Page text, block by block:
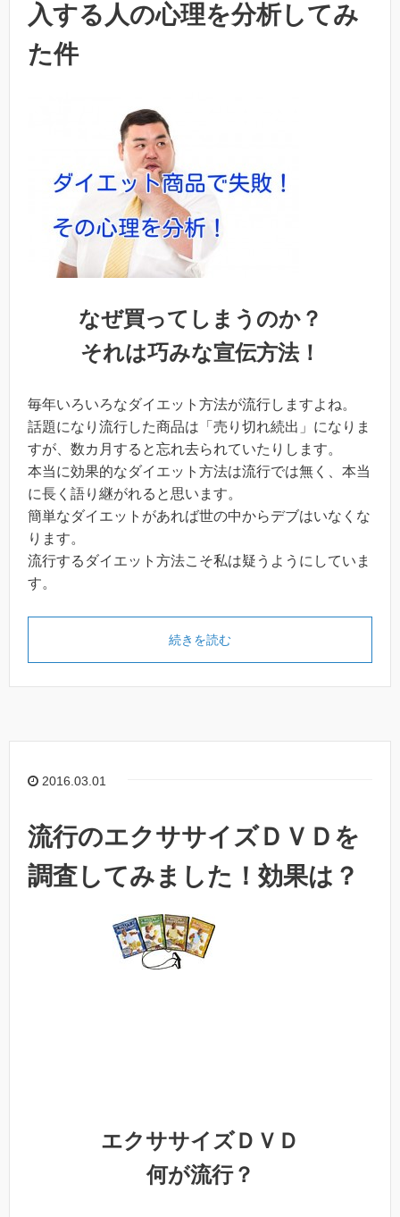
入する人の心理を分析してみ
た件
なぜ買ってしまうのか？
それは巧みな宣伝方法！
毎年いろいろなダイエット方法が流行しますよね。
話題になり流行した商品は「売り切れ続出」になりま
すが、数カ月すると忘れ去られていたりします。
本当に効果的なダイエット方法は流行では無く、本当
に長く語り継がれると思います。
簡単なダイエットがあれば世の中からデブはいなくな
ります。
流行するダイエット方法こそ私は疑うようにしていま
す。
続きを読む
2016.03.01
流行のエクササイズＤＶＤを
調査してみました！効果は？
エクササイズＤＶＤ
何が流行？